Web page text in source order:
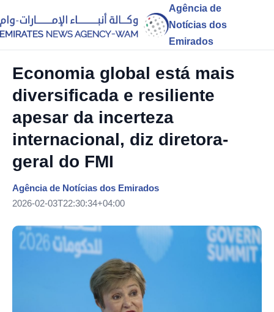
Agência de
Notícias dos
Emirados
Economia global está mais
diversificada e resiliente
apesar da incerteza
internacional, diz diretora-
geral do FMI
Agência de Notícias dos Emirados
2026-02-03T22:30:34+04:00